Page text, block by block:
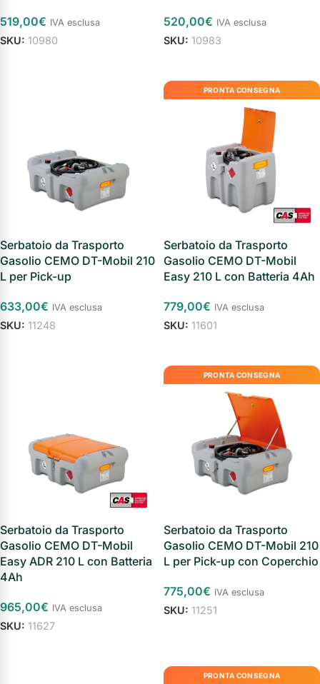
519,00€ IVA esclusa
SKU: 10980
520,00€ IVA esclusa
SKU: 10983
Serbatoio da Trasporto
Gasolio CEMO DT-Mobil 210
L per Pick-up
633,00€ IVA esclusa
SKU: 11248
PRONTA CONSEGNA
Serbatoio da Trasporto
Gasolio CEMO DT-Mobil
Easy 210 L con Batteria 4Ah
779,00€ IVA esclusa
SKU: 11601
Serbatoio da Trasporto
Gasolio CEMO DT-Mobil
Easy ADR 210 L con Batteria
4Ah
965,00€ IVA esclusa
SKU: 11627
PRONTA CONSEGNA
Serbatoio da Trasporto
Gasolio CEMO DT-Mobil 210
L per Pick-up con Coperchio
775,00€ IVA esclusa
SKU: 11251
PRONTA CONSEGNA